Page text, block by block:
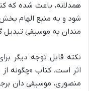
همدلانه، باعث شده که
شود و به منبع الهام بخش
مندان به موسیقی تبدیل
نکته قابل توجه دیگر
اثر است. کتاب «چگونه
منصوری، موسیقی دان